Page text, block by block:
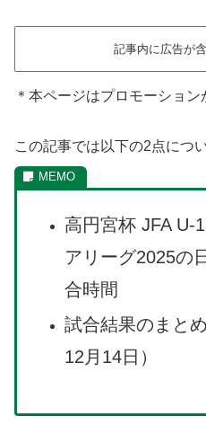
記事内に広告が
＊本ページはプロモーショ
この記事では以下の2点につ
高円宮杯 JFA U-
アリーグ2025の
合時間
試合結果のまと
12月14日）